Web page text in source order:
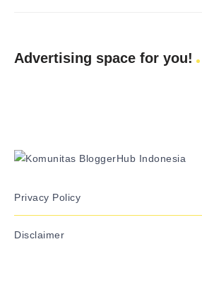
Advertising space for you!
Privacy Policy
Disclaimer